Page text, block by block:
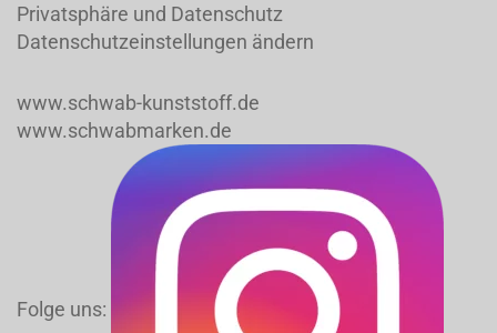
Privatsphäre und Datenschutz
Datenschutzeinstellungen ändern
www.schwab-kunststoff.de
www.schwabmarken.de
Folge uns: